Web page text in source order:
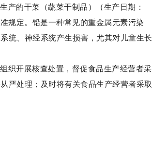
产的干菜（蔬菜干制品）（生产日期：
规定。铅是一种常见的重金属元素污染
统、神经系统产生损害，尤其对儿童生长
织开展核查处置，督促食品生产经营者采
严处理；及时将有关食品生产经营者采取